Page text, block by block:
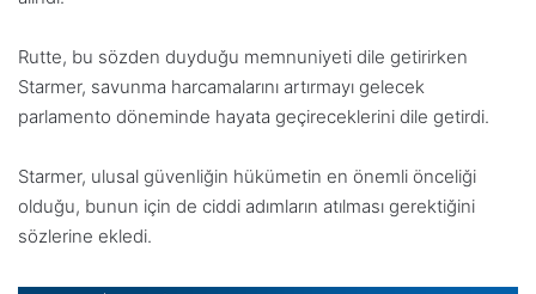
Rutte, bu sözden duyduğu memnuniyeti dile getirirken
Starmer, savunma harcamalarını artırmayı gelecek
parlamento döneminde hayata geçireceklerini dile getirdi.
Starmer, ulusal güvenliğin hükümetin en önemli önceliği
olduğu, bunun için de ciddi adımların atılması gerektiğini
sözlerine ekledi.